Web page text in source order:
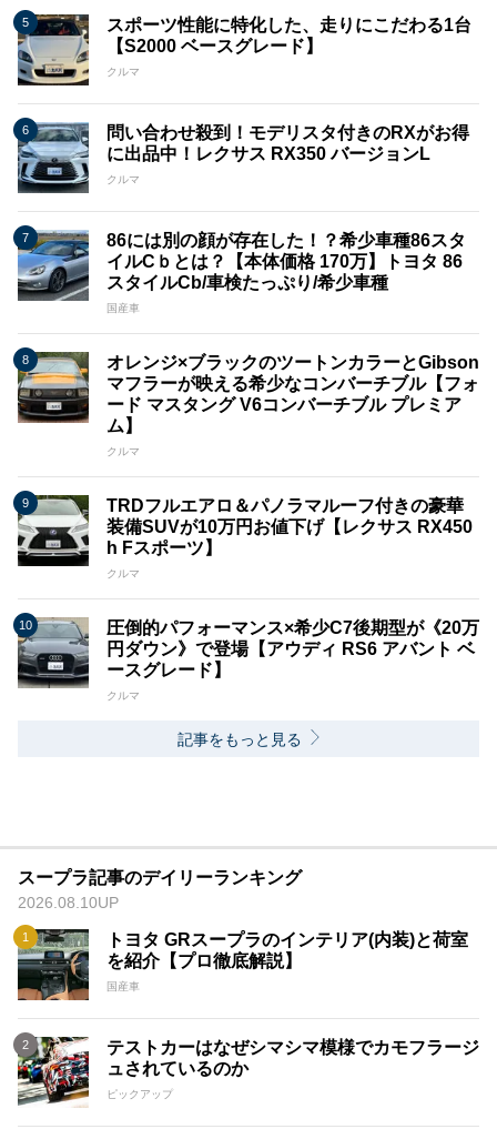
スポーツ性能に特化した、走りにこだわる1台
【S2000 ベースグレード】
クルマ
問い合わせ殺到！モデリスタ付きのRXがお得
に出品中！レクサス RX350 バージョンL
クルマ
86には別の顔が存在した！？希少車種86スタ
イルCｂとは？【本体価格 170万】トヨタ 86
スタイルCb/車検たっぷり/希少車種
国産車
オレンジ×ブラックのツートンカラーとGibson
マフラーが映える希少なコンバーチブル【フォ
ード マスタング V6コンバーチブル プレミア
ム】
クルマ
TRDフルエアロ＆パノラマルーフ付きの豪華
装備SUVが10万円お値下げ【レクサス RX450
h Fスポーツ】
クルマ
圧倒的パフォーマンス×希少C7後期型が《20万
円ダウン》で登場【アウディ RS6 アバント ベ
ースグレード】
クルマ
記事をもっと見る
スープラ記事のデイリーランキング
2026.08.10UP
トヨタ GRスープラのインテリア(内装)と荷室
を紹介【プロ徹底解説】
国産車
テストカーはなぜシマシマ模様でカモフラージ
ュされているのか
ピックアップ